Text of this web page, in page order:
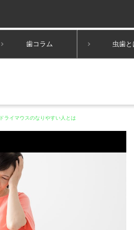
歯コラム 虫歯と
ドライマウスのなりやすい人とは